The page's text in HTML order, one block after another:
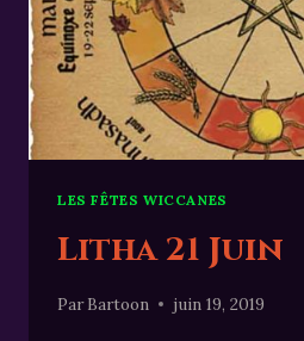
LES FÊTES WICCANES
Litha 21 Juin
Par Bartoon juin 19, 2019